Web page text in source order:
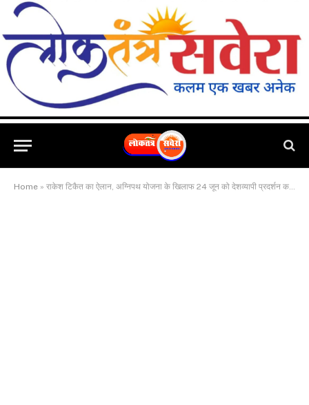
Home » राकेश टिकैत का ऐलान, अग्निपथ योजना के खिलाफ 24 जून को देशव्यापी प्रदर्शन करेगा संयुक्त किसान मोर्चा